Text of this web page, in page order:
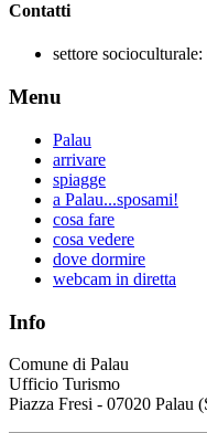
Contatti
settore socioculturale:
Menu
Palau
arrivare
spiagge
a Palau...sposami!
cosa fare
cosa vedere
dove dormire
webcam in diretta
Info
Comune di Palau
Ufficio Turismo
Piazza Fresi - 07020 Palau